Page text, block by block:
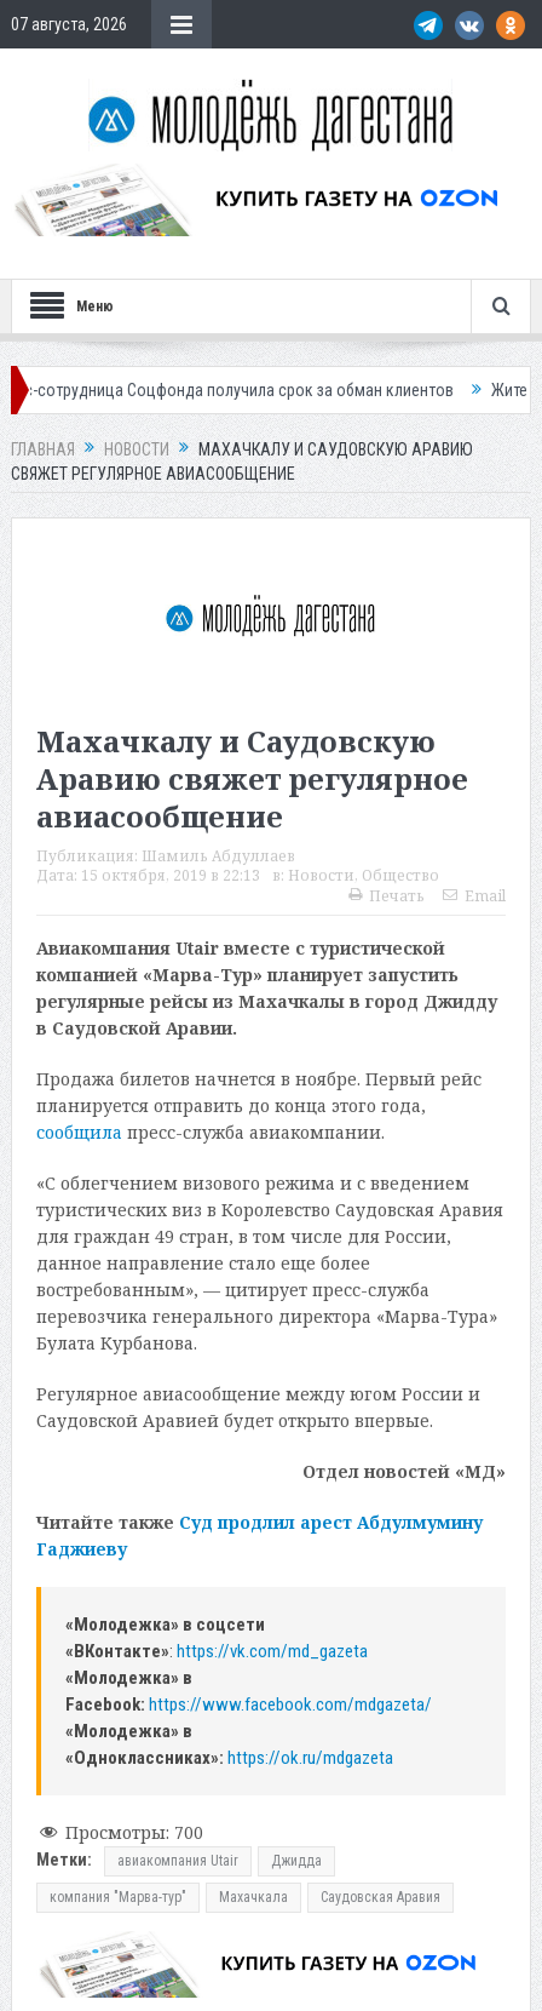
07 августа, 2026
Меню
Соцфонда получила срок за обман клиентов Жителей Дагестана
ГЛАВНАЯ НОВОСТИ
МАХАЧКАЛУ И САУДОВСКУЮ АРАВИЮ
СВЯЖЕТ РЕГУЛЯРНОЕ АВИАСООБЩЕНИЕ
Махачкалу и Саудовскую
Аравию свяжет регулярное
авиасообщение
Публикация: Шамиль Абдуллаев
Дата: 15 октября, 2019 в 22:13 в: Новости, Общество
Печать
Email
Авиакомпания Utair вместе с туристической
компанией «Марва-Тур» планирует запустить
регулярные рейсы из Махачкалы в город Джидду
в Саудовской Аравии.
Продажа билетов начнется в ноябре. Первый рейс
планируется отправить до конца этого года,
сообщила пресс-служба авиакомпании.
«С облегчением визового режима и с введением
туристических виз в Королевство Саудовская Аравия
для граждан 49 стран, в том числе для России,
данное направление стало еще более
востребованным», — цитирует пресс-служба
перевозчика генерального директора «Марва-Тура»
Булата Курбанова.
Регулярное авиасообщение между югом России и
Саудовской Аравией будет открыто впервые.
Отдел новостей «МД»
Читайте также Суд продлил арест Абдулмумину
Гаджиеву
«Молодежка» в соцсети
«ВКонтакте»: https://vk.com/md_gazeta
«Молодежка» в
Facebook: https://www.facebook.com/mdgazeta/
«Молодежка» в
«Одноклассниках»: https://ok.ru/mdgazeta
Просмотры: 700
Метки: авиакомпания Utair Джидда
компания "Марва-тур" Махачкала Саудовская Аравия